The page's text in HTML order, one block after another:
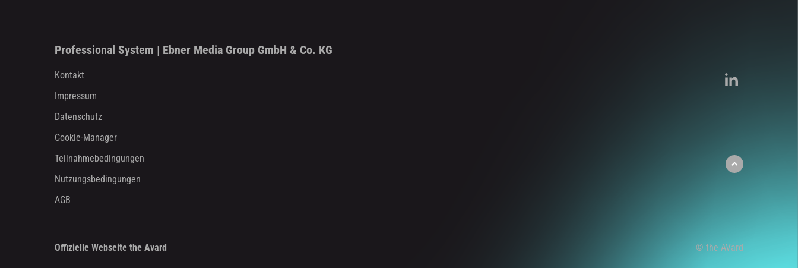
Professional System | Ebner Media Group GmbH & Co. KG
Kontakt
Impressum
Datenschutz
Cookie-Manager
Teilnahmebedingungen
Nutzungsbedingungen
AGB
Offizielle Webseite the Avard © the AVard